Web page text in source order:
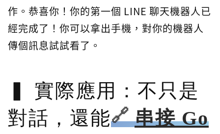
作。恭喜你！你的第一個 LINE 聊天機器人已
經完成了！你可以拿出手機，對你的機器人
傳個訊息試試看了。
實際應用：不只是
對話，還能
串接 Go